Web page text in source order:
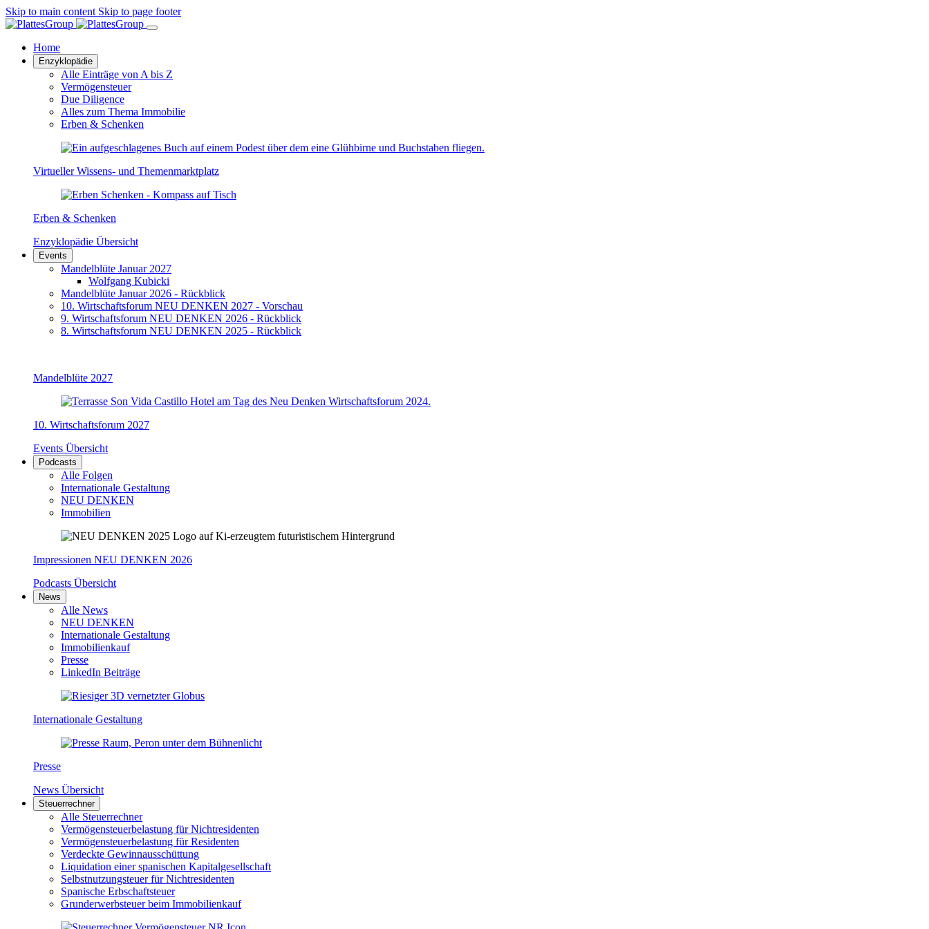
Skip to main content Skip to page footer
Home
Enzyklopädie
Alle Einträge von A bis Z
Vermögensteuer
Due Diligence
Alles zum Thema Immobilie
Erben & Schenken
Virtueller Wissens- und Themenmarktplatz
Erben & Schenken
Enzyklopädie Übersicht
Events
Mandelblüte Januar 2027
Wolfgang Kubicki
Mandelblüte Januar 2026 - Rückblick
10. Wirtschaftsforum NEU DENKEN 2027 - Vorschau
9. Wirtschaftsforum NEU DENKEN 2026 - Rückblick
8. Wirtschaftsforum NEU DENKEN 2025 - Rückblick
Mandelblüte 2027
10. Wirtschaftsforum 2027
Events Übersicht
Podcasts
Alle Folgen
Internationale Gestaltung
NEU DENKEN
Immobilien
Impressionen NEU DENKEN 2026
Podcasts Übersicht
News
Alle News
NEU DENKEN
Internationale Gestaltung
Immobilienkauf
Presse
LinkedIn Beiträge
Internationale Gestaltung
Presse
News Übersicht
Steuerrechner
Alle Steuerrechner
Vermögensteuerbelastung für Nichtresidenten
Vermögensteuerbelastung für Residenten
Verdeckte Gewinnausschüttung
Liquidation einer spanischen Kapitalgesellschaft
Selbstnutzungsteuer für Nichtresidenten
Spanische Erbschaftsteuer
Grunderwerbsteuer beim Immobilienkauf